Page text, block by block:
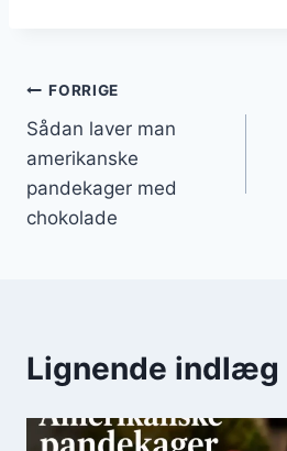
Indlægsnavigation
FORRIGE
Sådan laver man
amerikanske
pandekager med
chokolade
Lignende indlæg